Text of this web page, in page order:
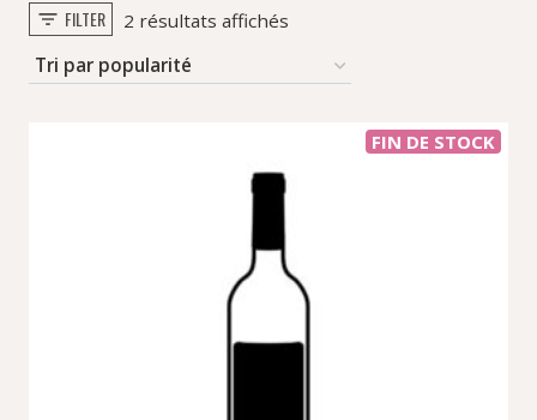
FILTER 2 résultats affichésTrié
popularité
FIN DE STOCK